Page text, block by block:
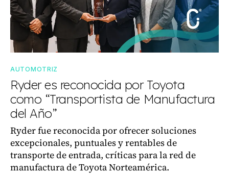
AUTOMOTRIZ
Ryder es reconocida por Toyota
como “Transportista de Manufactura
del Año”
Ryder fue reconocida por ofrecer soluciones
excepcionales, puntuales y rentables de
transporte de entrada, críticas para la red de
manufactura de Toyota Norteamérica.